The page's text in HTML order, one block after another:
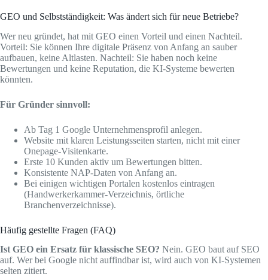
GEO und Selbstständigkeit: Was ändert sich für neue Betriebe?
Wer neu gründet, hat mit GEO einen Vorteil und einen Nachteil.
Vorteil: Sie können Ihre digitale Präsenz von Anfang an sauber
aufbauen, keine Altlasten. Nachteil: Sie haben noch keine
Bewertungen und keine Reputation, die KI-Systeme bewerten
könnten.
Für Gründer sinnvoll:
Ab Tag 1 Google Unternehmensprofil anlegen.
Website mit klaren Leistungsseiten starten, nicht mit einer
Onepage-Visitenkarte.
Erste 10 Kunden aktiv um Bewertungen bitten.
Konsistente NAP-Daten von Anfang an.
Bei einigen wichtigen Portalen kostenlos eintragen
(Handwerkerkammer-Verzeichnis, örtliche
Branchenverzeichnisse).
Häufig gestellte Fragen (FAQ)
Ist GEO ein Ersatz für klassische SEO? Nein. GEO baut auf SEO
auf. Wer bei Google nicht auffindbar ist, wird auch von KI-Systemen
selten zitiert.